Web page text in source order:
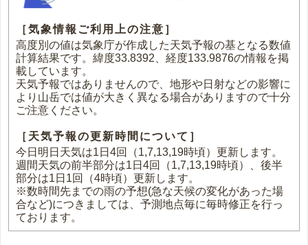
［気象情報ご利用上の注意］
高度別の値は気象庁が作成した天気予報の基となる数値
計算結果です。緯度33.8392、経度133.9876の情報を掲
載しています。
天気予報ではありませんので、地形や日射などの影響に
より山岳では値が大きく異なる場合がありますので十分
ご注意ください。
［天気予報の更新時間について］
今日明日天気は1日4回（1,7,13,19時頃）更新します。
週間天気の前半部分は1日4回（1,7,13,19時頃）、後半
部分は1日1回（4時頃）更新します。
※数時間先までの雨の予想(急な天候の変化があった場
合など)につきましては、予測地点毎に毎時修正を行っ
ております。